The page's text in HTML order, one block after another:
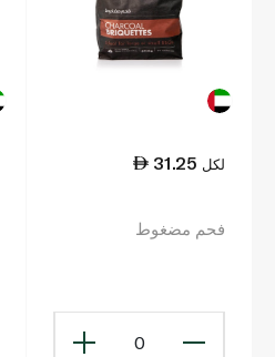
31.25 لكل
فحم مضغوط
0